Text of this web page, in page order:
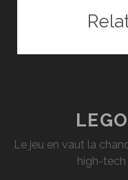
Le jeu en vaut la
high-